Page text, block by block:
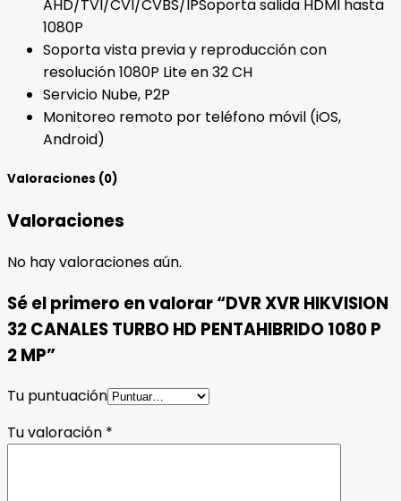
AHD/TVI/CVI/CVBS/IPSoporta salida HDMI hasta
1080P
Soporta vista previa y reproducción con
resolución 1080P Lite en 32 CH
Servicio Nube, P2P
Monitoreo remoto por teléfono móvil (iOS,
Android)
Valoraciones (0)
Valoraciones
No hay valoraciones aún.
Sé el primero en valorar “DVR XVR HIKVISION
32 CANALES TURBO HD PENTAHIBRIDO 1080 P
2 MP”
Tu puntuación
Tu valoración *